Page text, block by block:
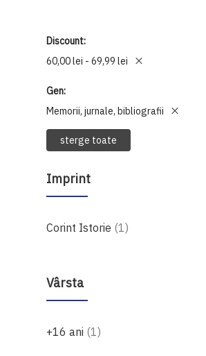
Discount
60,00 lei - 69,99 lei
Gen
Memorii, jurnale, bibliografii
sterge toate
Imprint
Corint Istorie 1produs
Vârsta
+16 ani 1produs